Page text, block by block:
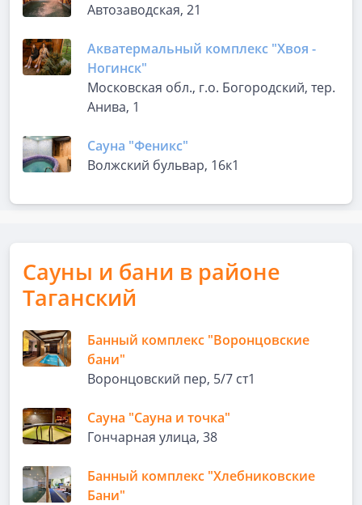
Автозаводская, 21
Акватермальный комплекс "Хвоя -
Ногинск"
Московская обл., г.о. Богородский, тер.
Анива, 1
Сауна "Феникс"
Волжский бульвар, 16к1
Сауны и бани в районе
Таганский
Банный комплекс "Воронцовские
бани"
Воронцовский пер, 5/7 ст1
Сауна "Сауна и точка"
Гончарная улица, 38
Банный комплекс "Хлебниковские
Бани"